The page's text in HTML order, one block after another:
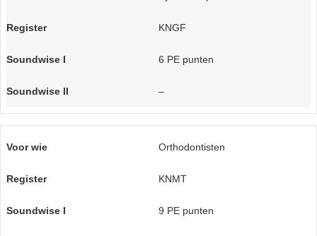
KNGF
6 PE punten
–
Orthodontisten
KNMT
9 PE punten